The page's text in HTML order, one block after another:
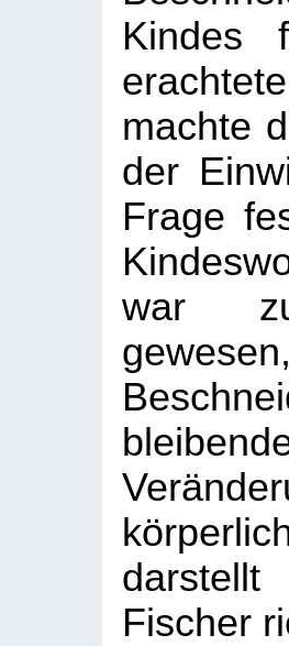
Kindes
machte
der
Frage
war
Fischer